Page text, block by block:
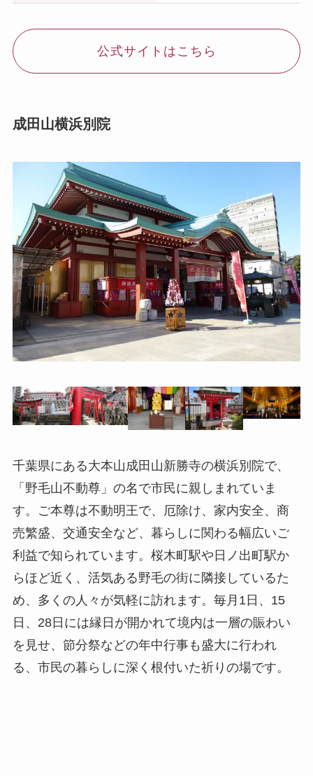
公式サイトはこちら
成田山横浜別院
千葉県にある大本山成田山新勝寺の横浜別院で、
「野毛山不動尊」の名で市民に親しまれていま
す。ご本尊は不動明王で、厄除け、家内安全、商
売繁盛、交通安全など、暮らしに関わる幅広いご
利益で知られています。桜木町駅や日ノ出町駅か
らほど近く、活気ある野毛の街に隣接しているた
め、多くの人々が気軽に訪れます。毎月1日、15
日、28日には縁日が開かれて境内は一層の賑わい
を見せ、節分祭などの年中行事も盛大に行われ
る、市民の暮らしに深く根付いた祈りの場です。